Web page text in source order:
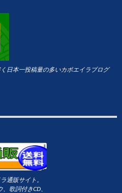
日本一投稿量の多いカポエイラブログ
通販サイト。
歌詞付きCD、